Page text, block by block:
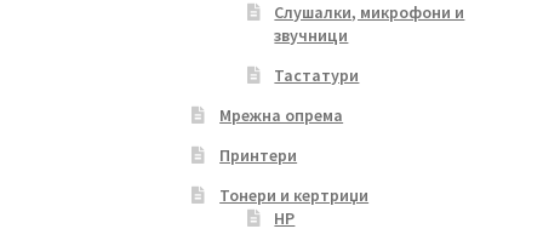
Слушалки, микрофони и
звучници
Тастатури
Мрежна опрема
Принтери
Тонери и кертриџи
HP